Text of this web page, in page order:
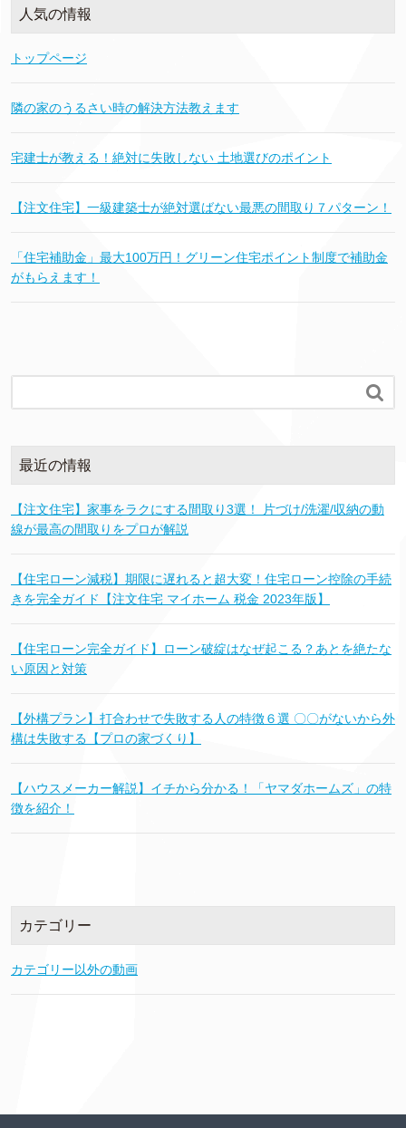
人気の情報
トップページ
隣の家のうるさい時の解決方法教えます
宅建士が教える！絶対に失敗しない 土地選びのポイント
【注文住宅】一級建築士が絶対選ばない最悪の間取り７パターン！
「住宅補助金」最大100万円！グリーン住宅ポイント制度で補助金
がもらえます！

最近の情報
【注文住宅】家事をラクにする間取り3選！ 片づけ/洗濯/収納の動
線が最高の間取りをプロが解説
【住宅ローン減税】期限に遅れると超大変！住宅ローン控除の手続
きを完全ガイド【注文住宅 マイホーム 税金 2023年版】
【住宅ローン完全ガイド】ローン破綻はなぜ起こる？あとを絶たな
い原因と対策
【外構プラン】打合わせで失敗する人の特徴６選 〇〇がないから外
構は失敗する【プロの家づくり】
【ハウスメーカー解説】イチから分かる！「ヤマダホームズ」の特
徴を紹介！
カテゴリー
カテゴリー以外の動画